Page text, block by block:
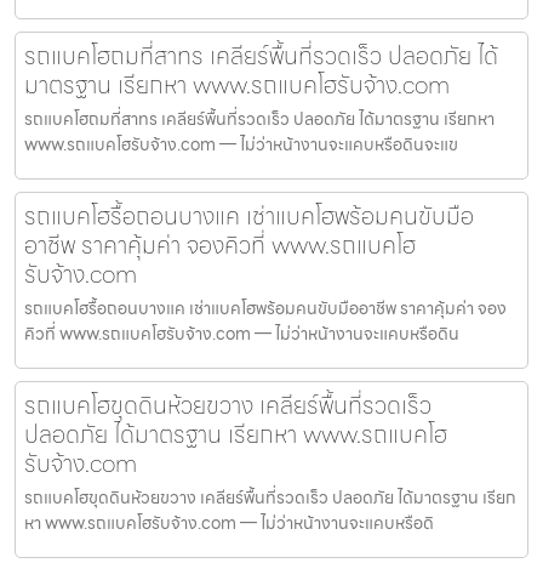
รถแบคโฮถมที่สาทร เคลียร์พื้นที่รวดเร็ว ปลอดภัย ได้
มาตรฐาน เรียกหา www.รถแบคโฮรับจ้าง.com
รถแบคโฮถมที่สาทร เคลียร์พื้นที่รวดเร็ว ปลอดภัย ได้มาตรฐาน เรียกหา
www.รถแบคโฮรับจ้าง.com — ไม่ว่าหน้างานจะแคบหรือดินจะแข
รถแบคโฮรื้อถอนบางแค เช่าแบคโฮพร้อมคนขับมือ
อาชีพ ราคาคุ้มค่า จองคิวที่ www.รถแบคโฮ
รับจ้าง.com
รถแบคโฮรื้อถอนบางแค เช่าแบคโฮพร้อมคนขับมืออาชีพ ราคาคุ้มค่า จอง
คิวที่ www.รถแบคโฮรับจ้าง.com — ไม่ว่าหน้างานจะแคบหรือดิน
รถแบคโฮขุดดินห้วยขวาง เคลียร์พื้นที่รวดเร็ว
ปลอดภัย ได้มาตรฐาน เรียกหา www.รถแบคโฮ
รับจ้าง.com
รถแบคโฮขุดดินห้วยขวาง เคลียร์พื้นที่รวดเร็ว ปลอดภัย ได้มาตรฐาน เรียก
หา www.รถแบคโฮรับจ้าง.com — ไม่ว่าหน้างานจะแคบหรือดิ